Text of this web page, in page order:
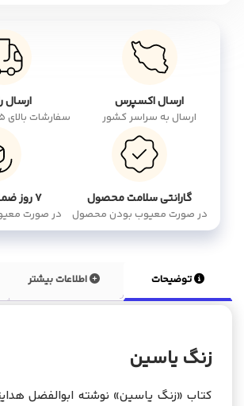
ارسال اکسپرس
ارسال به سراسر کشور
ارسال
سفارشات بالای 5 میلیون تومان
گارانتی سلامت محصول
در صورت معیوب بودن محصول
۷ روز ضمانت بازگشت
در صورت
توضیحات اطلاعات بیشتر
زنگ یاسین
کتاب «زنگ یاسین» نوشته ابوالفضل